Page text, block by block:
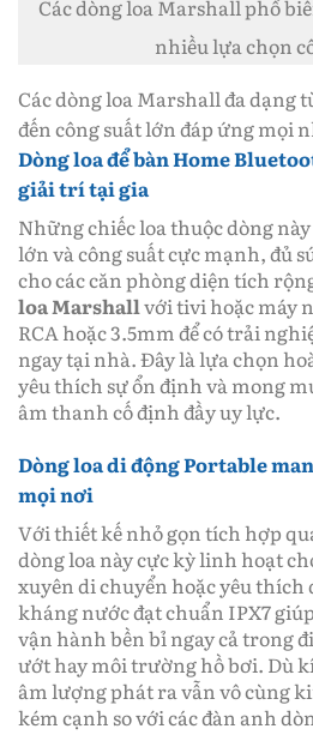
Các dòng loa Marshall phổ
nhiều lựa chọn
Các dòng loa Marshall đa dạng
đến công suất lớn đáp ứng mọi
Dòng loa để bàn Home
giải trí tại gia
Những chiếc loa thuộc dòng
lớn và công suất cực mạnh, đủ
cho các căn phòng diện tích
loa Marshallvới tivi hoặc máy
RCA hoặc 3.5mm để có trải
ngay tại nhà. Đây là lựa chọn
yêu thích sự ổn định và mong
âm thanh cố định đầy uy lực.
Dòng loa di động Portable
mọi nơi
Với thiết kế nhỏ gọn tích hợp
dòng loa này cực kỳ linh hoạt
xuyên di chuyển hoặc yêu
kháng nước đạt chuẩn IPX7 giúp
vận hành bền bỉ ngay cả trong
ướt hay môi trường hồ bơi. Dù
âm lượng phát ra vẫn vô cùng
kém cạnh so với các đàn anh